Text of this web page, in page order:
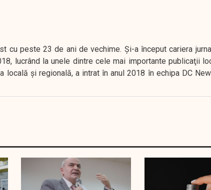
cu peste 23 de ani de vechime. Şi-a început cariera
lucrând la unele dintre cele mai importante publicaţii
locală şi regională, a intrat în anul 2018 în echipa DC
EXCLUSIV